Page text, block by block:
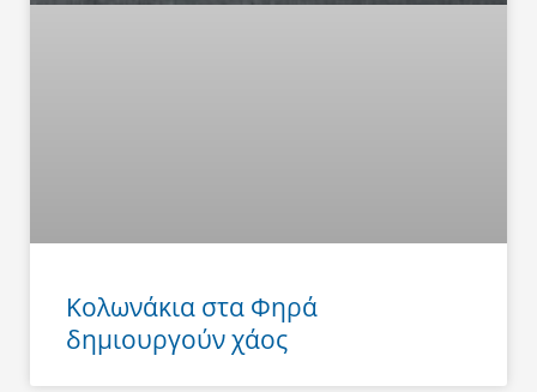
Κολωνάκια στα Φηρά
δημιουργούν χάος